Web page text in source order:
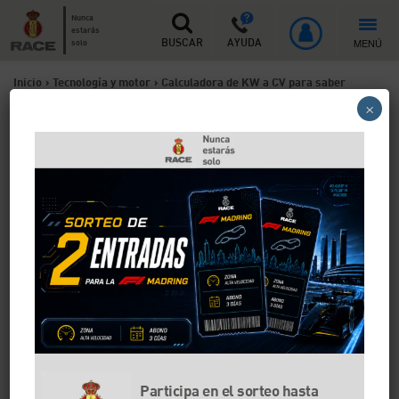
Nunca
estarás
solo
BUSCAR AYUDA MENÚ
Inicio > Tecnología y motor > Calculadora de KW a CV para saber
Calculadora de KW a CV para
saber medir la potencia de
tu coche
Es posible que te hayas encontrado alguna vez con
que la potencia de tu coche aparece en kilovatios (kW)
en lugar de caballos (CV). Es otra forma de
representar la potencia real de tu vehículo. En el
RACE te ofrecemos una calculadora para pasar de kW
a CV y viceversa, así no tendrás que hacer la
Participa en el sorteo hasta
×